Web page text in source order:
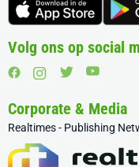
Volg ons op social
Corporate & Media
Realtimes - Publishing